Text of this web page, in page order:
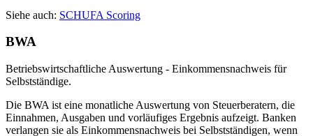
Siehe auch: SCHUFA Scoring
BWA
Betriebswirtschaftliche Auswertung - Einkommensnachweis für
Selbstständige.
Die BWA ist eine monatliche Auswertung von Steuerberatern, die
Einnahmen, Ausgaben und vorläufiges Ergebnis aufzeigt. Banken
verlangen sie als Einkommensnachweis bei Selbstständigen, wenn